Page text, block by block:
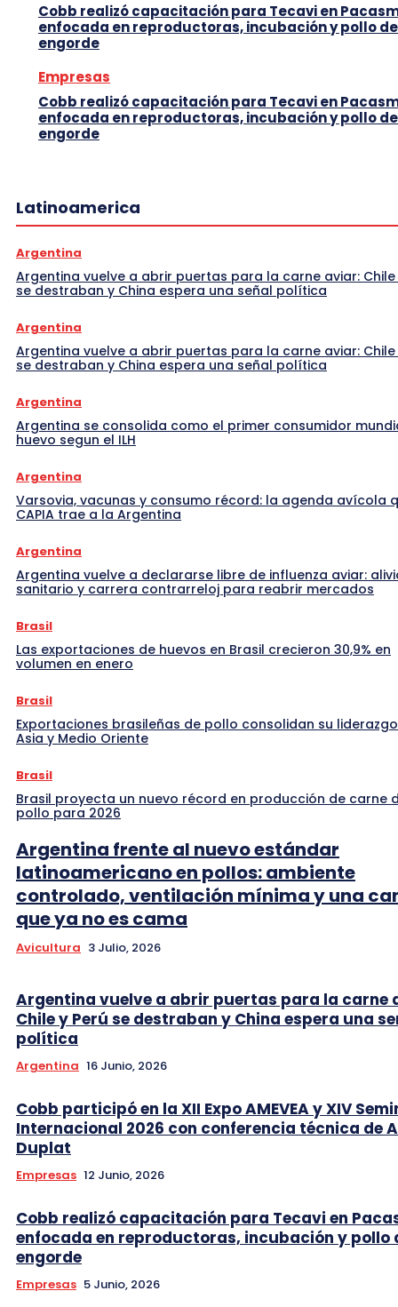
Cobb realizó capacitación para Tecavi en
enfocada en reproductoras, incubación y pollo de
engorde
Empresas
Cobb realizó capacitación para Tecavi en
enfocada en reproductoras, incubación y pollo de
engorde
Latinoamerica
Argentina
Argentina vuelve a abrir puertas para la carne aviar: Chile
se destraban y China espera una señal política
Argentina
Argentina vuelve a abrir puertas para la carne aviar: Chile
se destraban y China espera una señal política
Argentina
Argentina se consolida como el primer consumidor
huevo segun el ILH
Argentina
Varsovia, vacunas y consumo récord: la agenda avícola
CAPIA trae a la Argentina
Argentina
Argentina vuelve a declararse libre de influenza aviar:
sanitario y carrera contrarreloj para reabrir mercados
Brasil
Las exportaciones de huevos en Brasil crecieron 30,9% en
volumen en enero
Brasil
Exportaciones brasileñas de pollo consolidan su
Asia y Medio Oriente
Brasil
Brasil proyecta un nuevo récord en producción de carne
pollo para 2026
Argentina frente al nuevo estándar
latinoamericano en pollos: ambiente
controlado, ventilación mínima y una
que ya no es cama
Avicultura 3 Julio, 2026
Argentina vuelve a abrir puertas para la carne
Chile y Perú se destraban y China espera una
política
Argentina 16 Junio, 2026
Cobb participó en la XII Expo AMEVEA y XIV
Internacional 2026 con conferencia técnica de
Duplat
Empresas 12 Junio, 2026
Cobb realizó capacitación para Tecavi en
enfocada en reproductoras, incubación y pollo
engorde
Empresas 5 Junio, 2026